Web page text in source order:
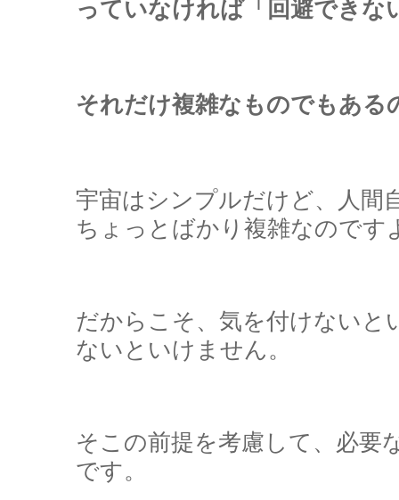
っていなければ「回避できな
それだけ複雑なものでもある
宇宙はシンプルだけど、人間
ちょっとばかり複雑なのです
だからこそ、気を付けないと
ないといけません。
そこの前提を考慮して、必要
です。